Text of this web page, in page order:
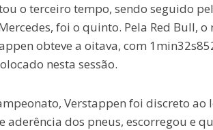
o terceiro tempo, sendo seguido
foi o quinto. Pela Red Bull,
obteve a oitava, com
nesta sessão.
Verstappen foi discreto ao
aderência dos pneus, escorregou e